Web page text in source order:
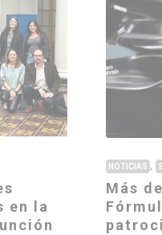
en la
NOTICIAS ,
Más